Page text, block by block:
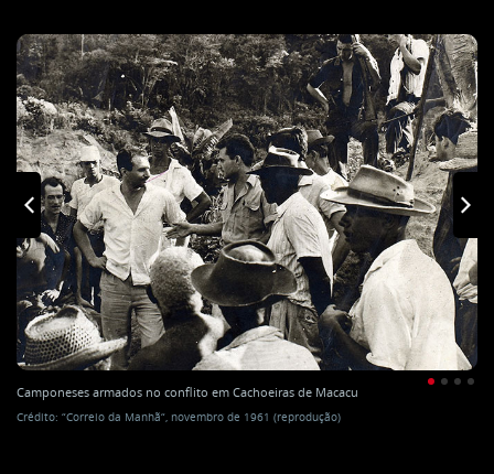
Camponeses armados no conflito em Cachoeiras de Macacu
Crédito: “Correio da Manhã“, novembro de 1961 (reprodução)